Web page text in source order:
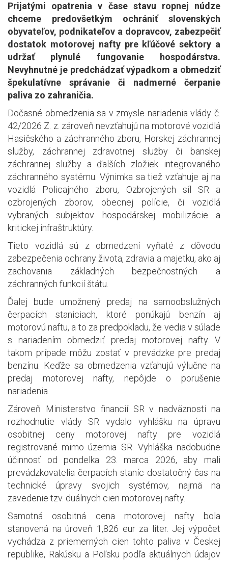
Prijatými opatrenia v čase stavu ropnej núdze
chceme predovšetkým ochrániť slovenských
obyvateľov, podnikateľov a dopravcov, zabezpečiť
dostatok motorovej nafty pre kľúčové sektory a
udržať plynulé fungovanie hospodárstva.
Nevyhnutné je predchádzať výpadkom a obmedziť
špekulatívne správanie či nadmerné čerpanie
paliva zo zahraničia.
Dočasné obmedzenia sa v zmysle nariadenia vlády č.
42/2026 Z. z. zároveň nevzťahujú na motorové vozidlá
Hasičského a záchranného zboru, Horskej záchrannej
služby, záchrannej zdravotnej služby či banskej
záchrannej služby a ďalších zložiek integrovaného
záchranného systému. Výnimka sa tiež vzťahuje aj na
vozidlá Policajného zboru, Ozbrojených síl SR a
ozbrojených zborov, obecnej polície, či vozidlá
vybraných subjektov hospodárskej mobilizácie a
kritickej infraštruktúry.
Tieto vozidlá sú z obmedzení vyňaté z dôvodu
zabezpečenia ochrany života, zdravia a majetku, ako aj
zachovania základných bezpečnostných a
záchranných funkcií štátu.
Ďalej bude umožnený predaj na samoobslužných
čerpacích staniciach, ktoré ponúkajú benzín aj
motorovú naftu, a to za predpokladu, že vedia v súlade
s nariadením obmedziť predaj motorovej nafty. V
takom prípade môžu zostať v prevádzke pre predaj
benzínu. Keďže sa obmedzenia vzťahujú výlučne na
predaj motorovej nafty, nepôjde o porušenie
nariadenia.
Zároveň Ministerstvo financií SR v nadväznosti na
rozhodnutie vlády SR vydalo vyhlášku na úpravu
osobitnej ceny motorovej nafty pre vozidlá
registrované mimo územia SR. Vyhláška nadobudne
účinnosť od pondelka 23. marca 2026, aby mali
prevádzkovatelia čerpacích staníc dostatočný čas na
technické úpravy svojich systémov, najmä na
zavedenie tzv. duálnych cien motorovej nafty.
Samotná osobitná cena motorovej nafty bola
stanovená na úroveň 1,826 eur za liter. Jej výpočet
vychádza z priemerných cien tohto paliva v Českej
republike, Rakúsku a Poľsku podľa aktuálnych údajov